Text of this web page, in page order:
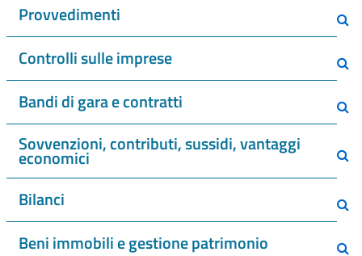
Provvedimenti
Controlli sulle imprese
Bandi di gara e contratti
Sovvenzioni, contributi, sussidi, vantaggi
economici
Bilanci
Beni immobili e gestione patrimonio